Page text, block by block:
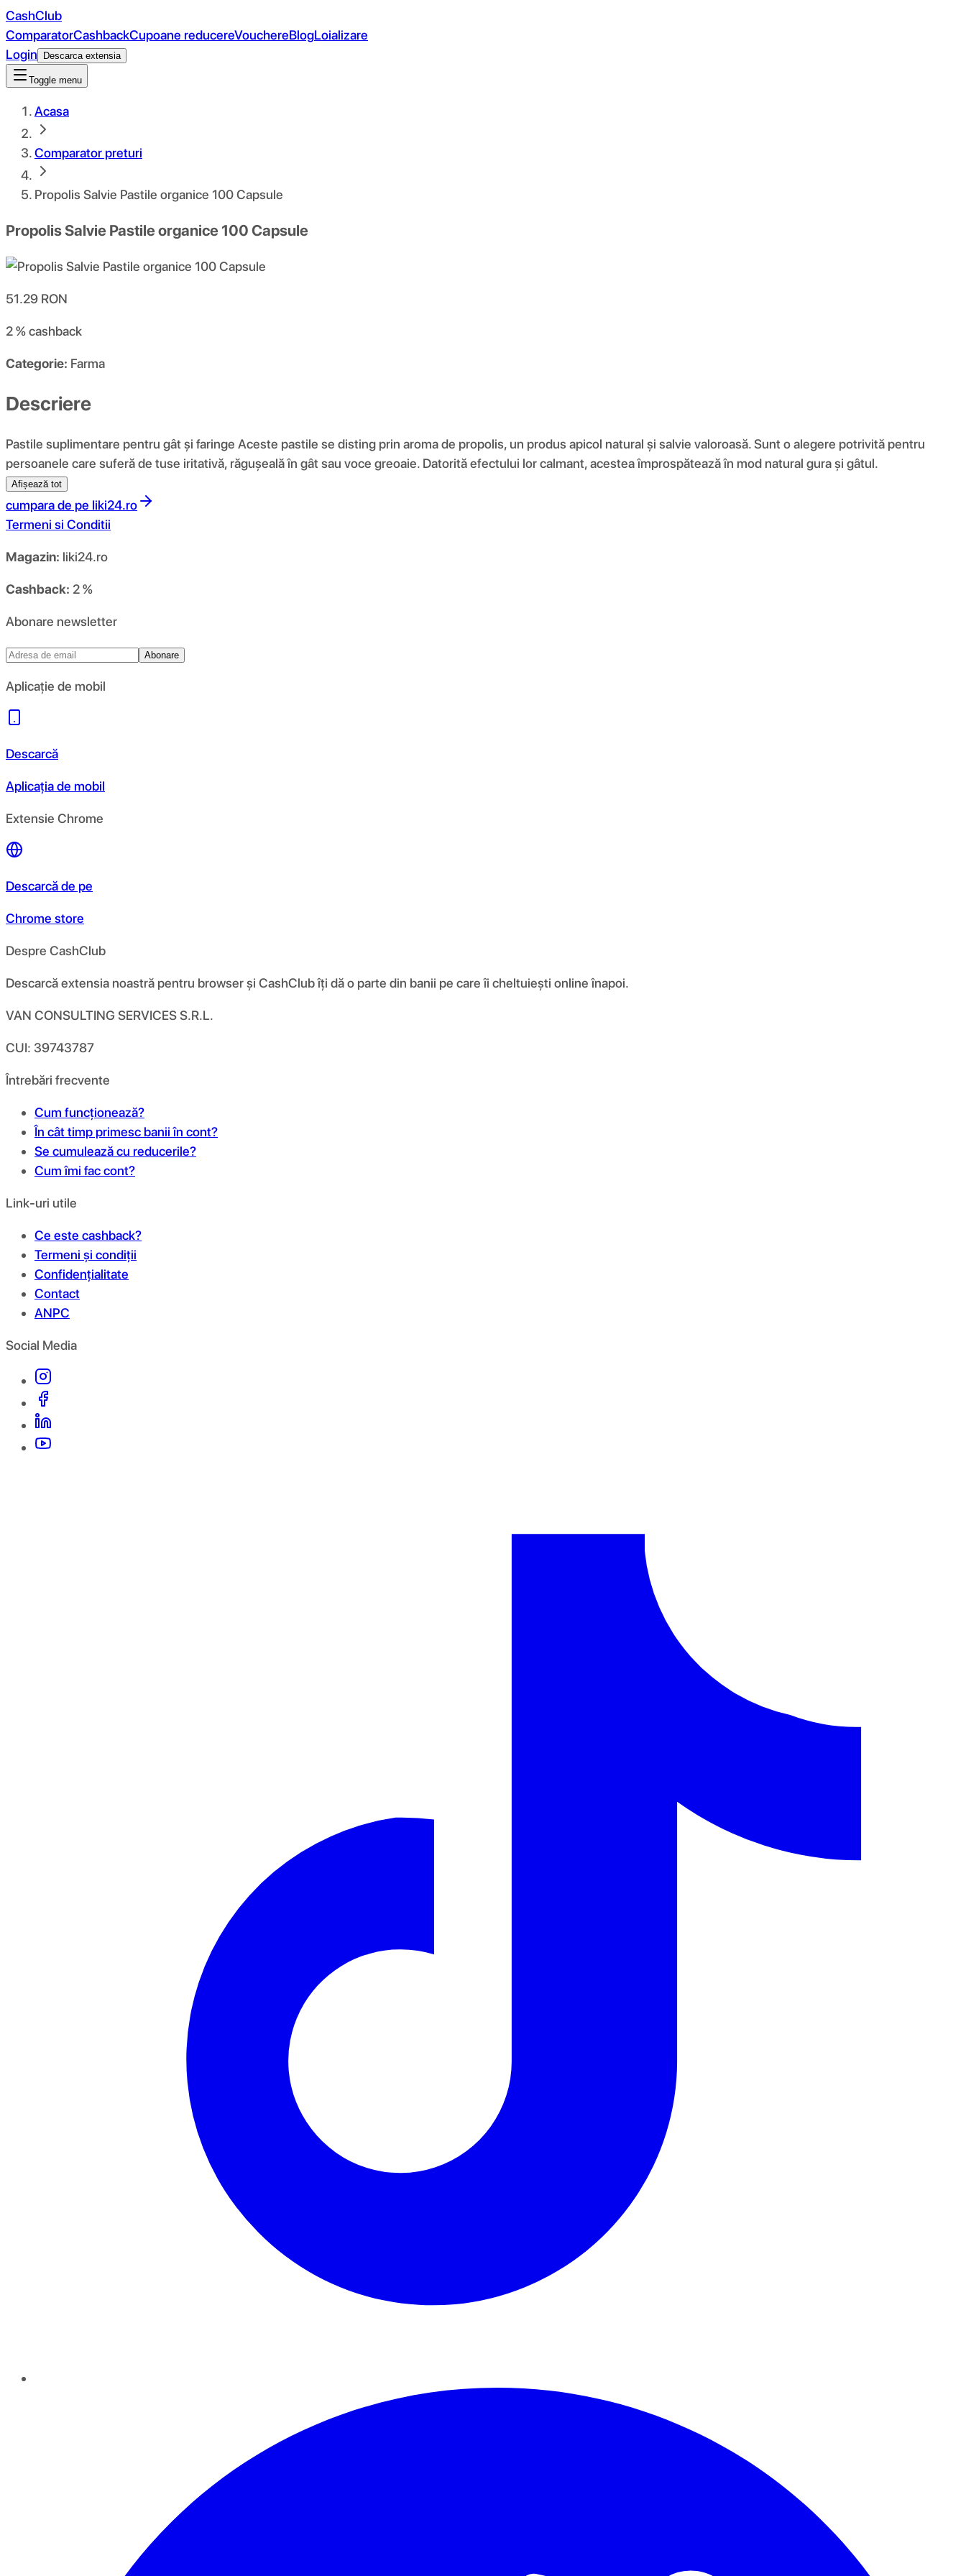
CashClub
ComparatorCashbackCupoane reducereVouchereBlogLoializare
Login
Descarca extensia
Toggle menu
Acasa
Comparator preturi
Propolis Salvie Pastile organice 100 Capsule
Propolis Salvie Pastile organice 100 Capsule
51.29 RON
2 %cashback
Categorie: Farma
Descriere
Pastile suplimentare pentru gât și faringe Aceste pastile se disting prin aroma de propolis, un produs apicol natural și salvie valoroasă. Sunt o alegere potrivită pentru
persoanele care suferă de tuse iritativă, răgușeală în gât sau voce greoaie. Datorită efectului lor calmant, acestea împrospătează în mod natural gura și gâtul.
Afișează tot
cumpara de pe liki24.ro
Termeni si Conditii
Magazin: liki24.ro
Cashback: 2 %
Abonare newsletter
Abonare
Aplicație de mobil
Descarcă
Aplicația de mobil
Extensie Chrome
Descarcă de pe
Chrome store
Despre CashClub
Descarcă extensia noastră pentru browser și CashClub îți dă o parte din banii pe care îi cheltuiești online înapoi.
VAN CONSULTING SERVICES S.R.L.
CUI: 39743787
Întrebări frecvente
Cum funcționează?
În cât timp primesc banii în cont?
Se cumulează cu reducerile?
Cum îmi fac cont?
Link-uri utile
Ce este cashback?
Termeni și condiții
Confidențialitate
Contact
ANPC
Social Media